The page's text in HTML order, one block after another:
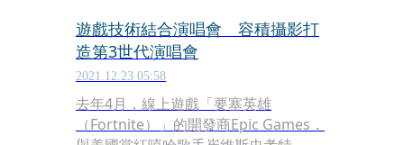
遊戲技術結合演唱會 容積攝影打
造第3世代演唱會
2021.12.23 05:58
去年4月，線上遊戲「要塞英雄
（Fortnite）」的開發商Epic Games，